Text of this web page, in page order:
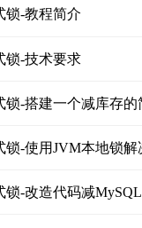
锁-教程简介
锁-技术要求
锁-搭建一个减库存的
锁-改造代码减